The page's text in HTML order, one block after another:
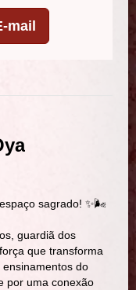
mail
sagrado! ✨🌬️
guardiã dos
que transforma
do
por uma conexão